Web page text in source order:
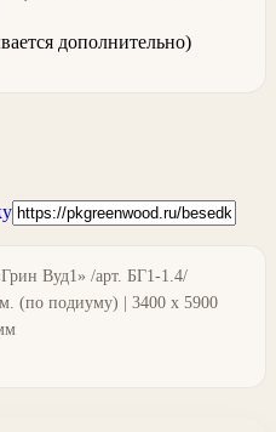
дополнительно)
Вуд1» /арт. БГ1-1.4/
(по подиуму) | 3400 х 5900